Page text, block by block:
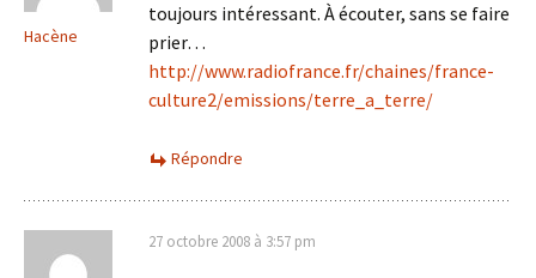
Hacène
toujours intéressant. À écouter, sans se faire
prier…
http://www.radiofrance.fr/chaines/france-
culture2/emissions/terre_a_terre/
Répondre
27 octobre 2008 à 3:57 pm